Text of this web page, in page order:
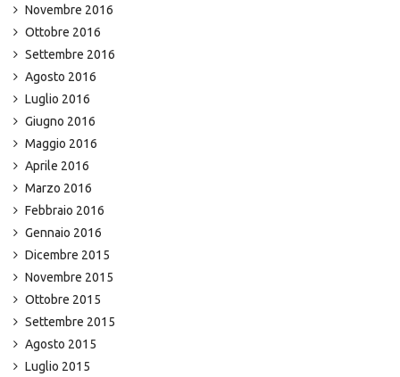
Novembre 2016
Ottobre 2016
Settembre 2016
Agosto 2016
Luglio 2016
Giugno 2016
Maggio 2016
Aprile 2016
Marzo 2016
Febbraio 2016
Gennaio 2016
Dicembre 2015
Novembre 2015
Ottobre 2015
Settembre 2015
Agosto 2015
Luglio 2015